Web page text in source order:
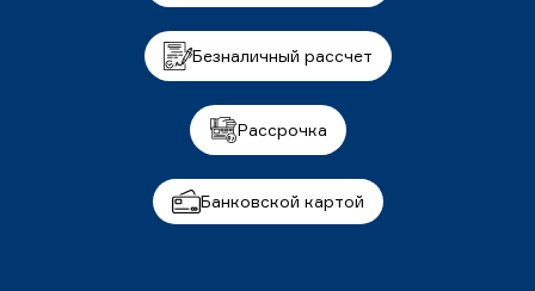
Безналичный рассчет
Рассрочка
Банковской картой